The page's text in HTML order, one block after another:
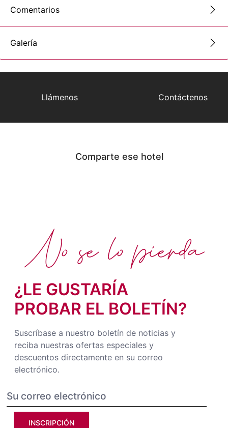
Comentarios
Galería
Llámenos Contáctenos
Comparte ese hotel
¿LE GUSTARÍA
PROBAR EL BOLETÍN?
Suscríbase a nuestro boletín de noticias y
reciba nuestras ofertas especiales y
descuentos directamente en su correo
electrónico.
INSCRIPCIÓN
No se lo pierda